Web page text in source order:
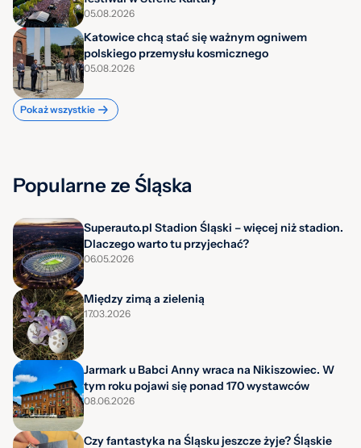
05.08.2026
Katowice chcą stać się ważnym ogniwem
polskiego przemysłu kosmicznego
05.08.2026
Pokaż wszystkie
Popularne ze Śląska
Superauto.pl Stadion Śląski – więcej niż stadion.
Dlaczego warto tu przyjechać?
06.05.2026
Między zimą a zielenią
17.03.2026
Jarmark u Babci Anny wraca na Nikiszowiec. W
tym roku pojawi się ponad 170 wystawców
08.06.2026
Czy fantastyka na Śląsku jeszcze żyje? Śląskie